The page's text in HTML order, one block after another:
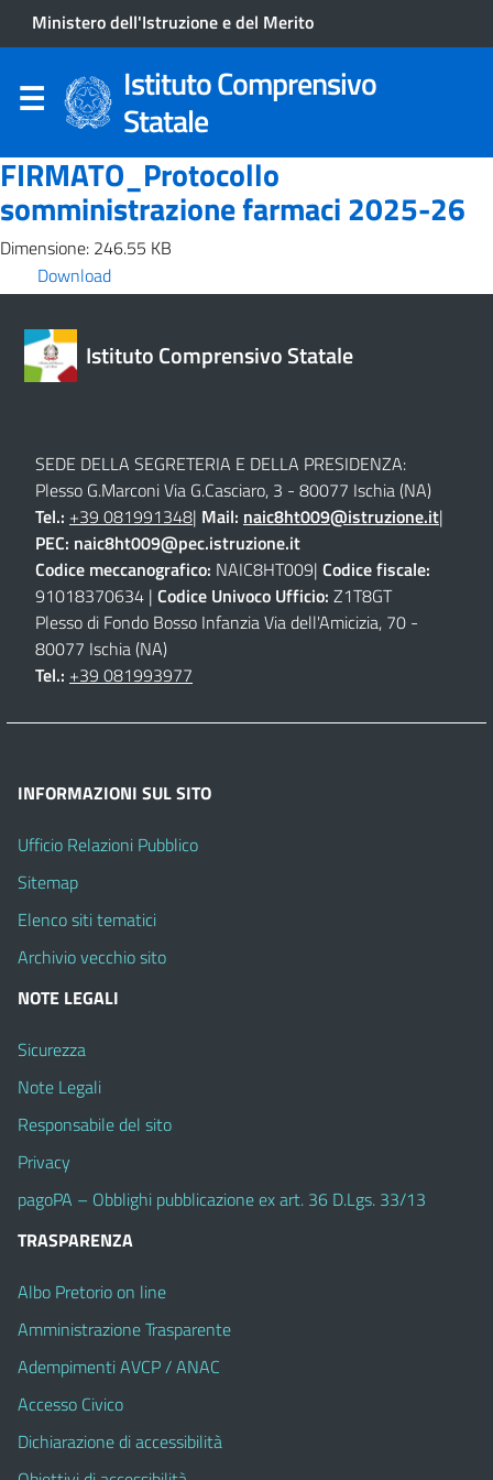
Ministero dell'Istruzione e del Merito
Istituto Comprensivo
Statale
FIRMATO_Protocollo
somministrazione farmaci 2025-26
Dimensione: 246.55 KB
Download
Istituto Comprensivo Statale
SEDE DELLA SEGRETERIA E DELLA PRESIDENZA:
Plesso G.Marconi Via G.Casciaro, 3 - 80077 Ischia (NA)
Tel.: +39 081991348| Mail: naic8ht009@istruzione.it|
PEC: naic8ht009@pec.istruzione.it
Codice meccanografico: NAIC8HT009| Codice fiscale:
91018370634 | Codice Univoco Ufficio: Z1T8GT
Plesso di Fondo Bosso Infanzia Via dell'Amicizia, 70 -
80077 Ischia (NA)
Tel.: +39 081993977
INFORMAZIONI SUL SITO
Ufficio Relazioni Pubblico
Sitemap
Elenco siti tematici
Archivio vecchio sito
NOTE LEGALI
Sicurezza
Note Legali
Responsabile del sito
Privacy
pagoPA – Obblighi pubblicazione ex art. 36 D.Lgs. 33/13
TRASPARENZA
Albo Pretorio on line
Amministrazione Trasparente
Adempimenti AVCP / ANAC
Accesso Civico
Dichiarazione di accessibilità